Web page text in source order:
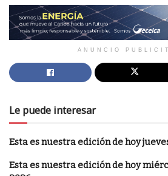
ANUNCIO
Le puede interesar
Esta es nuestra edición de hoy
Esta es nuestra edición de hoy